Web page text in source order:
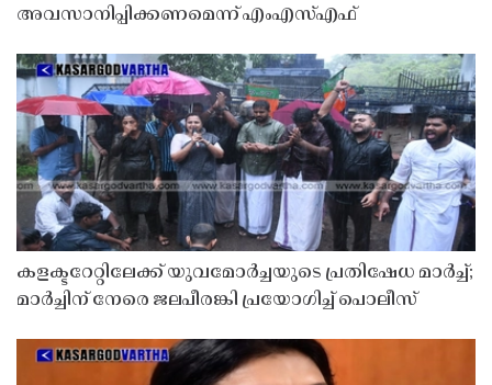
അവസാനിപ്പിക്കണമെന്ന് എംഎസ്എഫ്
കളക്ടറേറ്റിലേക്ക് യുവമോർച്ചയുടെ പ്രതിഷേധ മാർച്ച്;
മാർച്ചിന് നേരെ ജലപീരങ്കി പ്രയോഗിച്ച് പൊലീസ്